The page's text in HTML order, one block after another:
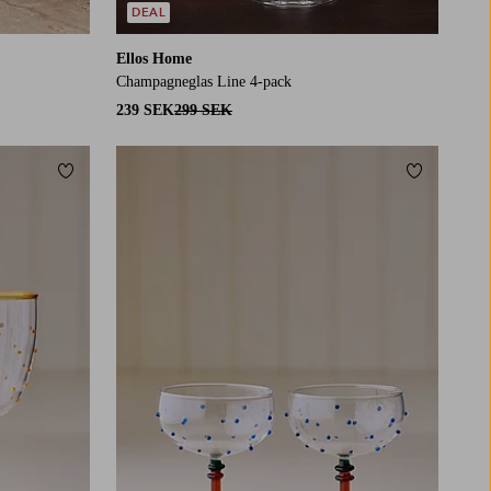
Ellos Home
Champagneglas Line 4-pack
239 SEK299 SEK
DEAL
Lägg till i favoriter Lägg till i